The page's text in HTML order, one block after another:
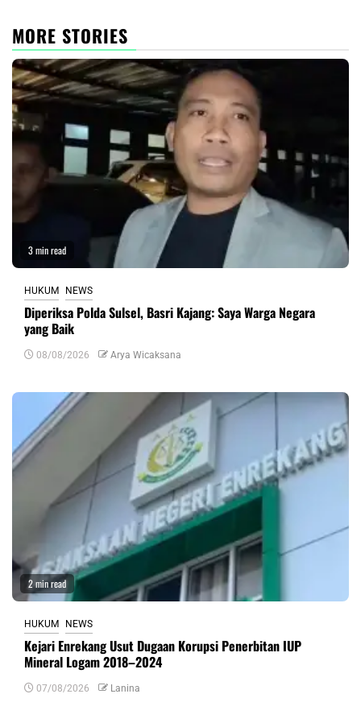
MORE STORIES
3 min read
HUKUM NEWS
Diperiksa Polda Sulsel, Basri Kajang: Saya Warga Negara
yang Baik
08/08/2026 Arya Wicaksana
2 min read
HUKUM NEWS
Kejari Enrekang Usut Dugaan Korupsi Penerbitan IUP
Mineral Logam 2018–2024
07/08/2026 Lanina